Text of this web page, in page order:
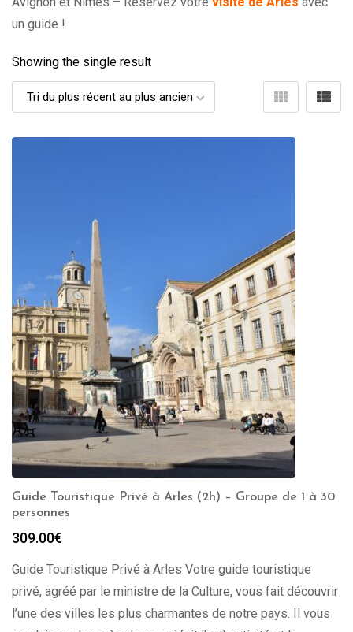
un guide !
Showing the single result
Guide Touristique Privé à Arles (2h) – Groupe de 1 à 30
personnes
309.00€
Guide Touristique Privé à Arles Votre guide touristique
privé, agréé par le ministre de la Culture, vous fait découvrir
l’une des villes les plus charmantes de notre pays. Il vous